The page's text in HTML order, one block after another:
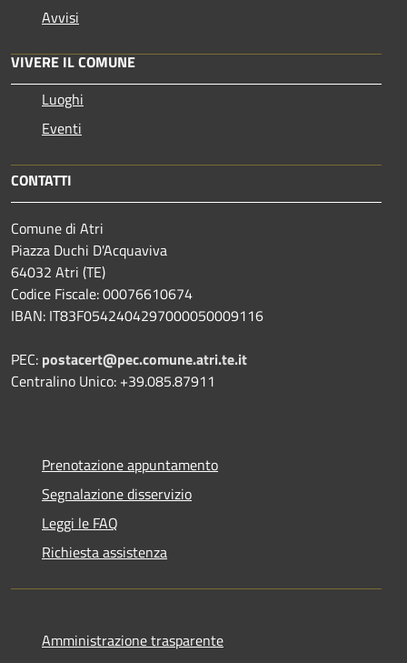
Avvisi
VIVERE IL COMUNE
Luoghi
Eventi
CONTATTI
Comune di Atri
Piazza Duchi D'Acquaviva
64032 Atri (TE)
Codice Fiscale: 00076610674
IBAN: IT83F0542404297000050009116
PEC: postacert@pec.comune.atri.te.it
Centralino Unico: +39.085.87911
Prenotazione appuntamento
Segnalazione disservizio
Leggi le FAQ
Richiesta assistenza
Amministrazione trasparente